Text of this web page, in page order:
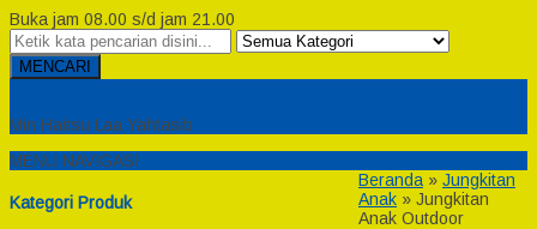
Buka jam 08.00 s/d jam 21.00
MENCARI
Min Haitsu Laa Yahtasib
MENU NAVIGASI
Kategori Produk
Beranda » Jungkitan
Anak » Jungkitan
Anak Outdoor